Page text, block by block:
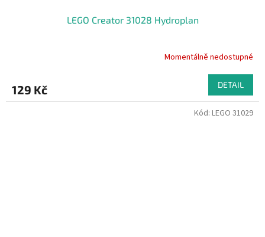
LEGO Creator 31028 Hydroplan
Momentálně nedostupné
129 Kč DETAIL
Kód: LEGO 31029